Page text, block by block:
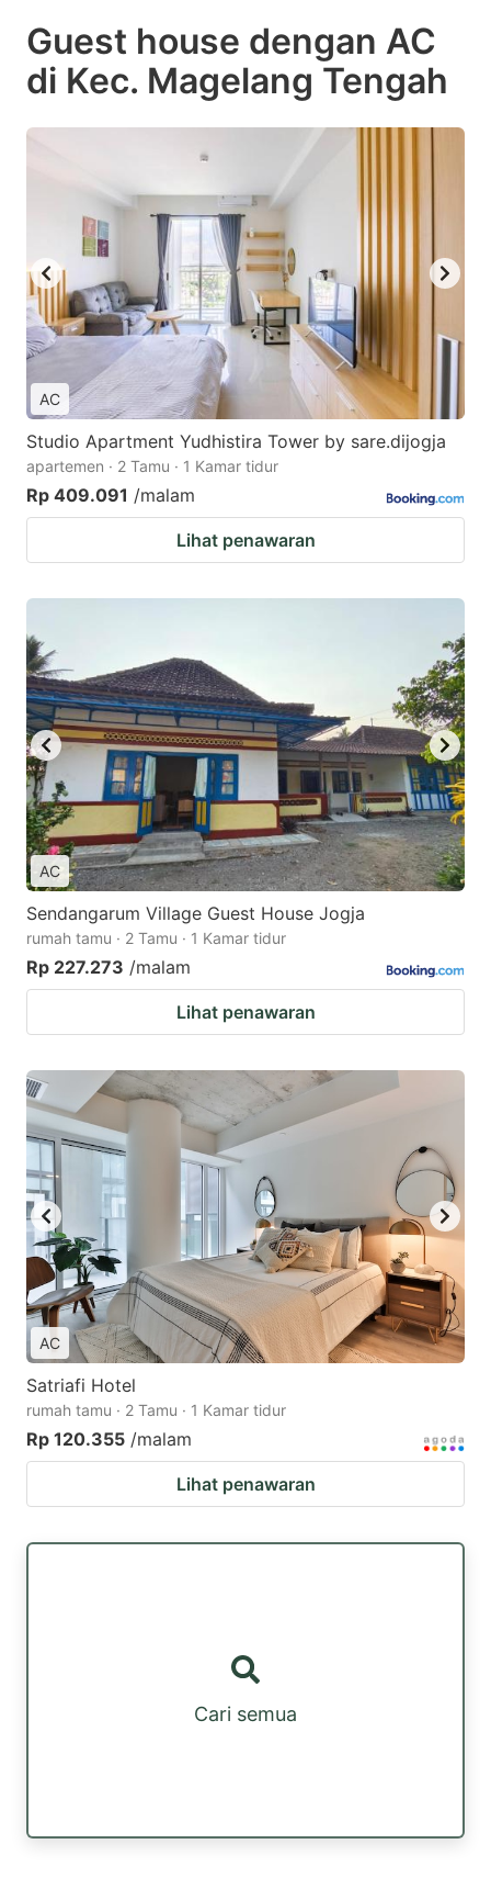
Guest house dengan AC
di Kec. Magelang Tengah
AC
Studio Apartment Yudhistira Tower by sare.dijogja
apartemen · 2 Tamu · 1 Kamar tidur
Rp 409.091 /malam
Lihat penawaran
AC
Sendangarum Village Guest House Jogja
rumah tamu · 2 Tamu · 1 Kamar tidur
Rp 227.273 /malam
Lihat penawaran
AC
Satriafi Hotel
rumah tamu · 2 Tamu · 1 Kamar tidur
Rp 120.355 /malam
Lihat penawaran
Cari semua